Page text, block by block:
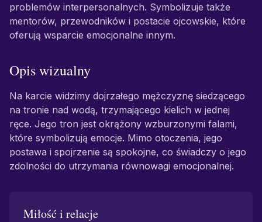
problemów interpersonalnych. Symbolizuje także
mentorów, przewodników i postacie ojcowskie, które
oferują wsparcie emocjonalne innym.
Opis wizualny
Na karcie widzimy dojrzałego mężczyznę siedzącego
na tronie nad wodą, trzymającego kielich w jednej
ręce. Jego tron jest okrążony wzburzonymi falami,
które symbolizują emocje. Mimo otoczenia, jego
postawa i spojrzenie są spokojne, co świadczy o jego
zdolności do utrzymania równowagi emocjonalnej.
Miłość i relacje